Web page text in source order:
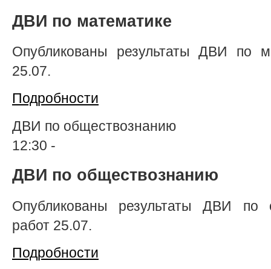
ДВИ по математике
Опубликованы результаты ДВИ по
25.07.
Подробности
ДВИ по обществознанию
12:30 -
ДВИ по обществознанию
Опубликованы результаты ДВИ по
работ 25.07.
Подробности